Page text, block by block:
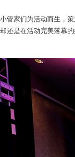
小管家们为活动而生，
却还是在活动完美落幕